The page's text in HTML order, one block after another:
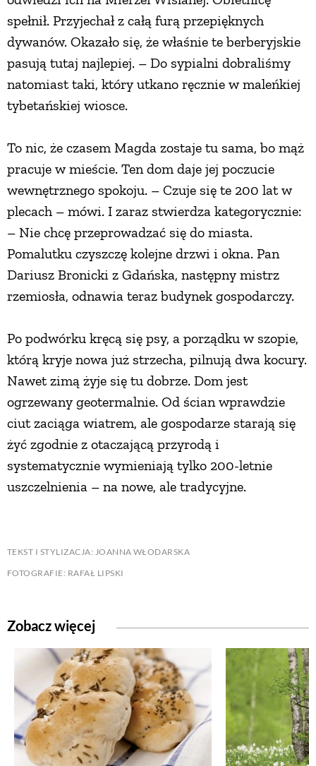
spełnił. Przyjechał z całą furą przepięknych
dywanów. Okazało się, że właśnie te berberyjskie
pasują tutaj najlepiej. – Do sypialni dobraliśmy
natomiast taki, który utkano ręcznie w maleńkiej
tybetańskiej wiosce.
To nic, że czasem Magda zostaje tu sama, bo mąż
pracuje w mieście. Ten dom daje jej poczucie
wewnętrznego spokoju. – Czuje się te 200 lat w
plecach – mówi. I zaraz stwierdza kategorycznie:
– Nie chcę przeprowadzać się do miasta.
Pomalutku czyszczę kolejne drzwi i okna. Pan
Dariusz Bronicki z Gdańska, następny mistrz
rzemiosła, odnawia teraz budynek gospodarczy.
Po podwórku kręcą się psy, a porządku w szopie,
którą kryje nowa już strzecha, pilnują dwa kocury.
Nawet zimą żyje się tu dobrze. Dom jest
ogrzewany geotermalnie. Od ścian wprawdzie
ciut zaciąga wiatrem, ale gospodarze starają się
żyć zgodnie z otaczającą przyrodą i
systematycznie wymieniają tylko 200-letnie
uszczelnienia – na nowe, ale tradycyjne.
TEKST I STYLIZACJA: JOANNA WŁODARSKA
FOTOGRAFIE: RAFAŁ LIPSKI
Zobacz więcej